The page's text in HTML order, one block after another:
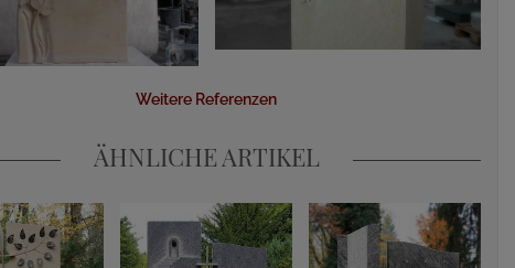
Weitere Referenzen
ÄHNLICHE ARTIKEL